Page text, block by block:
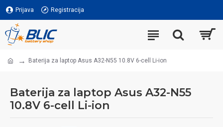
Prijava Registracija
Baterija za laptop Asus A32-N55 10.8V 6-cell Li-ion
Baterija za laptop Asus A32-N55
10.8V 6-cell Li-ion